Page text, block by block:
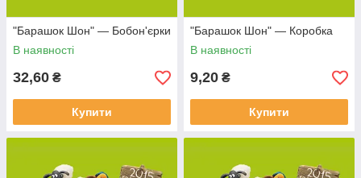
"Барашок Шон" — Бобон'єрки
В наявності
32,60 ₴
Купити
"Барашок Шон" — Коробка
В наявності
9,20 ₴
Купити